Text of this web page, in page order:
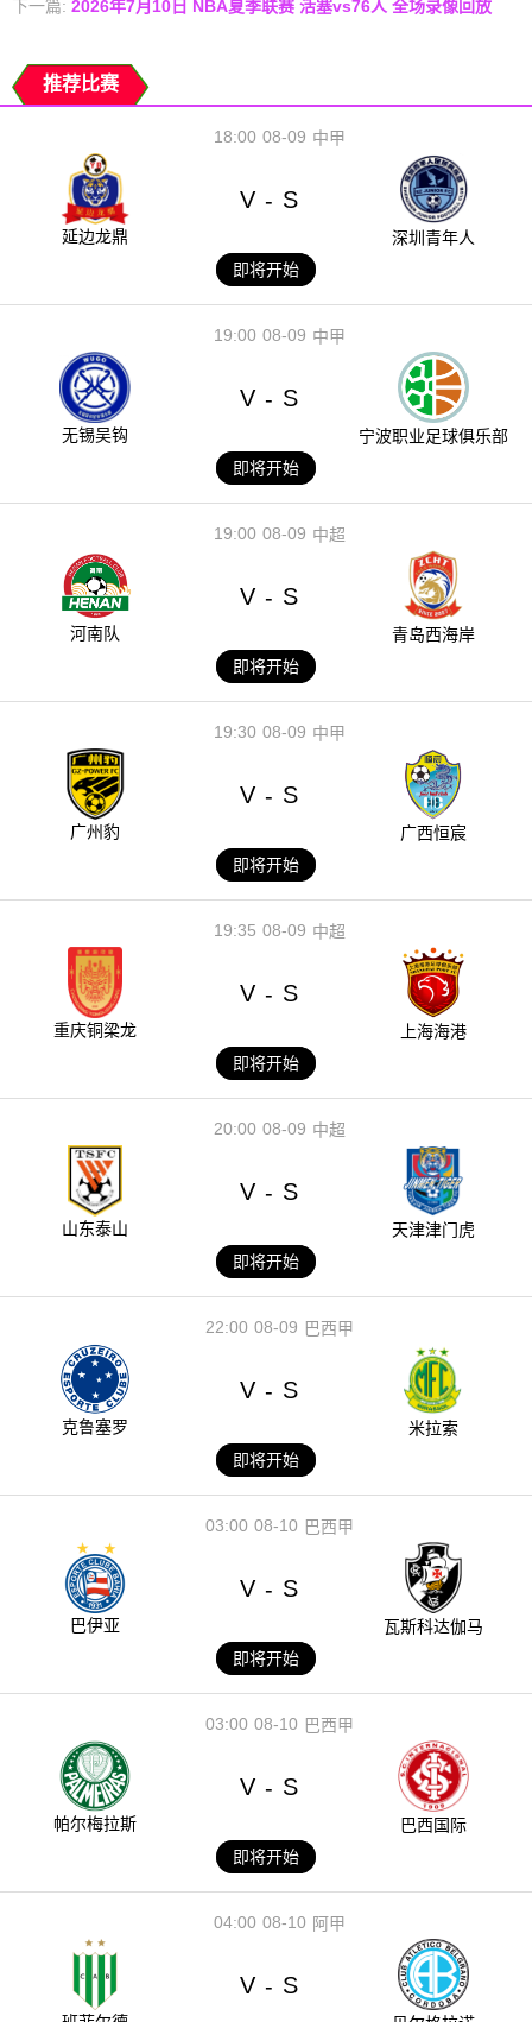
下一篇: 2026年7月10日 NBA夏季联赛 活塞vs76人 全场录像回放
推荐比赛
08-09
18:00 中甲
延边龙鼎
V - S
深圳青年人
即将开始
08-09
19:00 中甲
无锡吴钩
V - S
宁波职业足球俱乐部
即将开始
08-09
19:00 中超
河南队
V - S
青岛西海岸
即将开始
08-09
19:30 中甲
广州豹
V - S
广西恒宸
即将开始
08-09
19:35 中超
重庆铜梁龙
V - S
上海海港
即将开始
08-09
20:00 中超
山东泰山
V - S
天津津门虎
即将开始
08-09
22:00 巴西甲
克鲁塞罗
V - S
米拉索
即将开始
08-10
03:00 巴西甲
巴伊亚
V - S
瓦斯科达伽马
即将开始
08-10
03:00 巴西甲
帕尔梅拉斯
V - S
巴西国际
即将开始
08-10
04:00 阿甲
V - S